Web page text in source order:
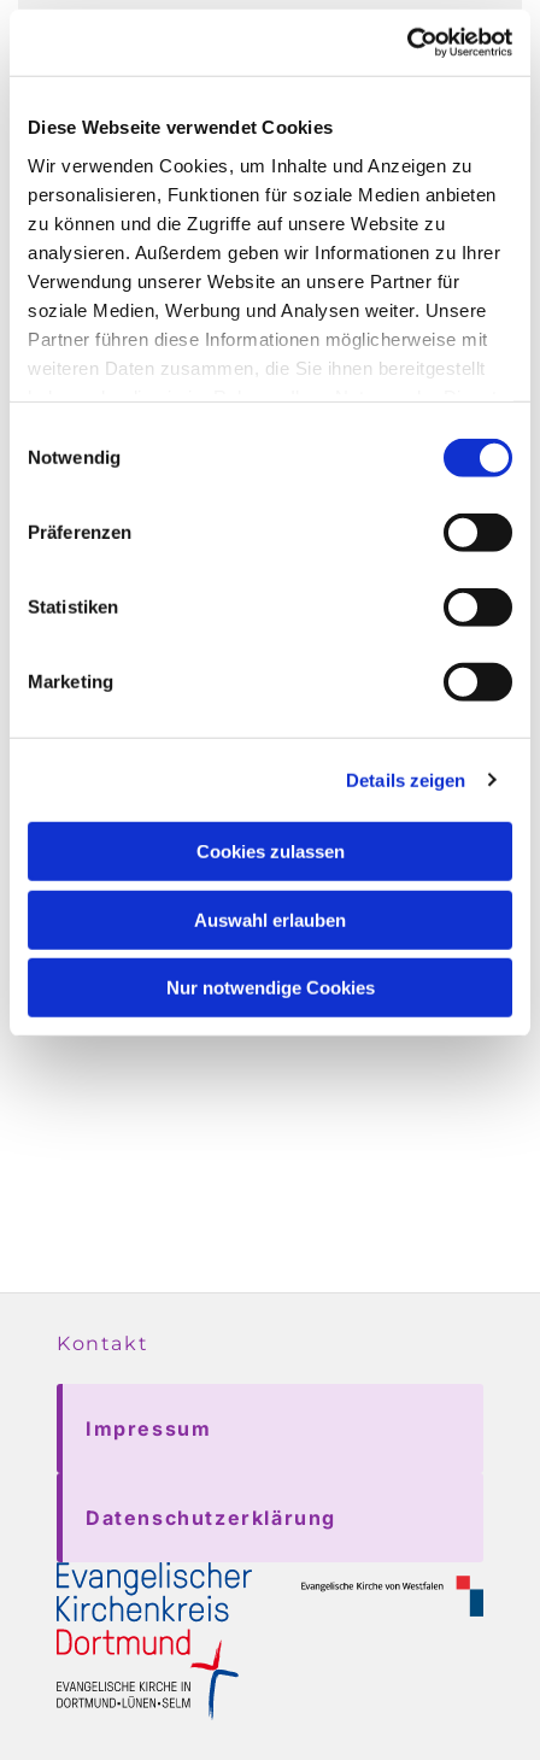
Diese Webseite verwendet Cookies
Wir verwenden Cookies, um Inhalte und Anzeigen zu
personalisieren, Funktionen für soziale Medien anbieten
zu können und die Zugriffe auf unsere Website zu
analysieren. Außerdem geben wir Informationen zu Ihrer
Verwendung unserer Website an unsere Partner für
soziale Medien, Werbung und Analysen weiter. Unsere
Partner führen diese Informationen möglicherweise mit
weiteren Daten zusammen, die Sie ihnen bereitgestellt
Notwendig
Präferenzen
Statistiken
Marketing
Details zeigen
Cookies zulassen
Auswahl erlauben
Nur notwendige Cookies
Kontakt
Impressum
Datenschutzerklärung